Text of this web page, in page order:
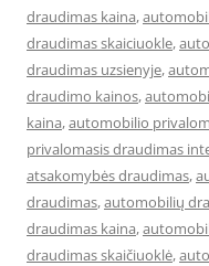
draudimas kaina,
draudimas skaiciuokle,
draudimas uzsienyje,
draudimo kainos,
kaina,automobilio
privalomasis draudimas
atsakomybės draudimas,
draudimas,automobilių
draudimas kaina,
draudimas skaičiuoklė,